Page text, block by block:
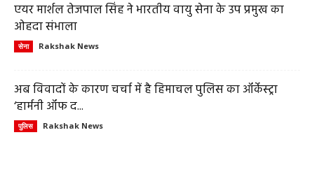
एयर मार्शल तेजपाल सिंह ने भारतीय वायु सेना के उप प्रमुख का
ओहदा संभाला
सेना Rakshak News
अब विवादों के कारण चर्चा में है हिमाचल पुलिस का ऑर्केस्ट्रा
‘हार्मनी ऑफ द...
पुलिस Rakshak News